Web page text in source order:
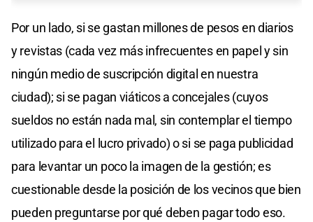
Por un lado, si se gastan millones de pesos en diarios
y revistas (cada vez más infrecuentes en papel y sin
ningún medio de suscripción digital en nuestra
ciudad); si se pagan viáticos a concejales (cuyos
sueldos no están nada mal, sin contemplar el tiempo
utilizado para el lucro privado) o si se paga publicidad
para levantar un poco la imagen de la gestión; es
cuestionable desde la posición de los vecinos que bien
pueden preguntarse por qué deben pagar todo eso.